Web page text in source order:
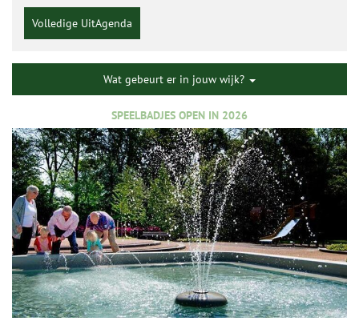
Volledige UitAgenda
Wat gebeurt er in jouw wijk?
SPEELBADJES OPEN IN 2026